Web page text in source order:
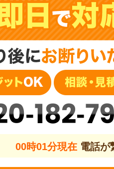
182-
00時01分現在 電話が